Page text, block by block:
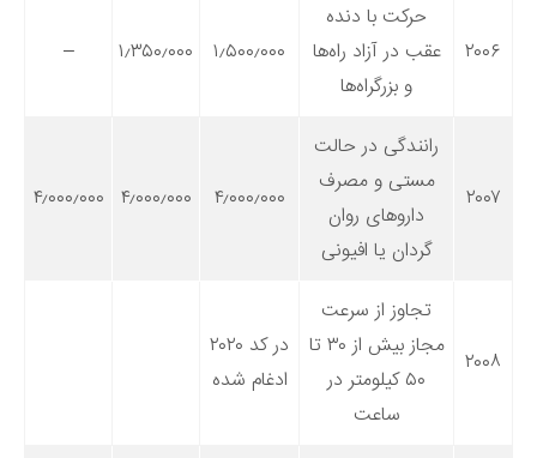
۲۰۰۶
حرکت با دنده
عقب در آزاد راه‌ها
و بزرگراه‌ها
۱٫۵۰۰٫۰۰۰ ۱٫۳۵۰٫۰۰۰ –
۲۰۰۷
رانندگی در حالت
مستی و مصرف
داروهای روان
گردان یا افیونی
۴٫۰۰۰٫۰۰۰ ۴٫۰۰۰٫۰۰۰ ۴٫۰۰۰٫۰۰۰
۲۰۰۸
تجاوز از سرعت
مجاز بیش از ۳۰ تا
۵۰ کیلومتر در
ساعت
در کد ۲۰۲۰
ادغام شده